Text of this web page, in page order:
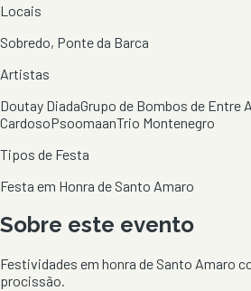
Locais
Sobredo, Ponte da Barca
Artistas
Doutay DiadaGrupo de Bombos de Entre
CardosoPsoomaanTrio Montenegro
Tipos de Festa
Festa em Honra de Santo Amaro
Sobre este evento
Festividades em honra de Santo Amaro
procissão.